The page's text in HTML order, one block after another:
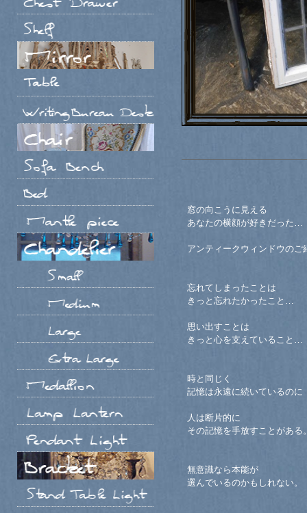
窓の向こうに見える
あなたの横顔が好きだった…
アンティークウィンドウのご
忘れてしまったことは
きっと忘れたかったこと…
思い出すことは
きっと心を支えていること…
時と同じく
記憶は永遠に続いているのに
人は断片的に
その記憶を手放すことがある
無意識なら本能が
選んでいるのかもしれない。